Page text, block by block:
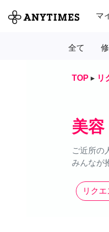
マ
全て
TOP ▸ リ
美
ご近所の
みんなが
リク